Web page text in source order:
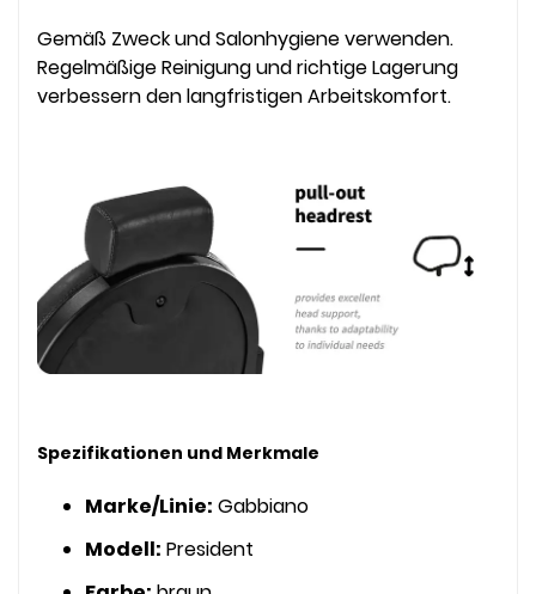
Gemäß Zweck und Salonhygiene verwenden.
Regelmäßige Reinigung und richtige Lagerung
verbessern den langfristigen Arbeitskomfort.
Spezifikationen und Merkmale
Marke/Linie: Gabbiano
Modell: President